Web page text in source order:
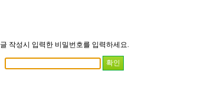
글 작성시 입력한 비밀번호를 입력하세요.